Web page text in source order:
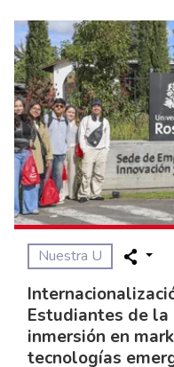
Nuestra U
Estudiantes de la
inmersión en
tecnologías